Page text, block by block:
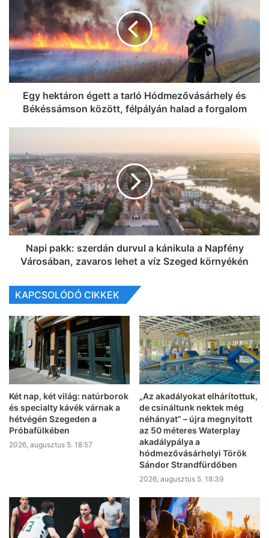
Szegeden!
Egy hektáron égett a tarló Hódmezővásárhely és
Békéssámson között, félpályán halad a forgalom
Napi pakk: szerdán durvul a kánikula a Napfény
Városában, zavaros lehet a víz Szeged környékén
KAPCSOLÓDÓ CIKKEK
Két nap, két világ: natúrborok
és specialty kávék várnak a
hétvégén Szegeden a
Próbafülkében
2026, augusztus 5. 18:57
„Az akadályokat elhárítottuk,
de csináltunk nektek még
néhányat” – újra megnyitott
az 50 méteres Waterplay
akadálypálya a
hódmezővásárhelyi Török
Sándor Strandfürdőben
2026, augusztus 5. 18:39